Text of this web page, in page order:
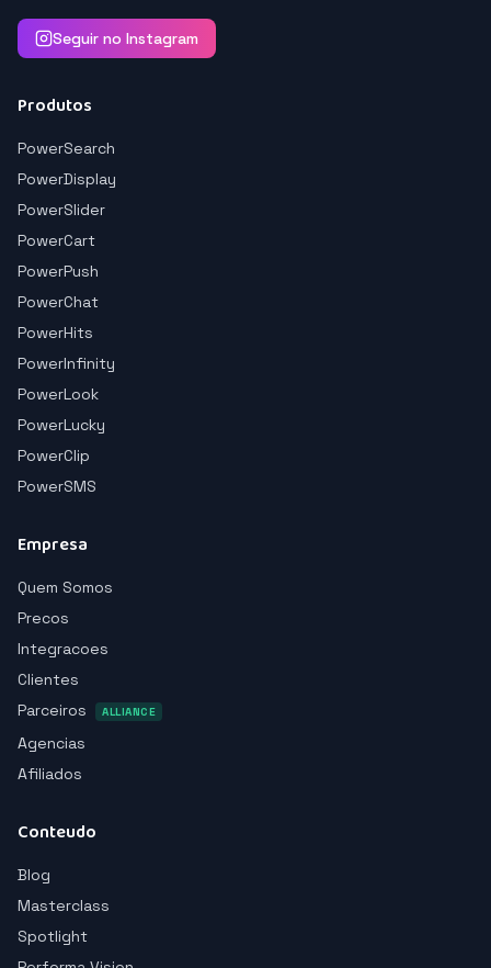
Seguir no Instagram
Produtos
PowerSearch
PowerDisplay
PowerSlider
PowerCart
PowerPush
PowerChat
PowerHits
PowerInfinity
PowerLook
PowerLucky
PowerClip
PowerSMS
Empresa
Quem Somos
Precos
Integracoes
Clientes
Parceiros
ALLIANCE
Agencias
Afiliados
Conteudo
Blog
Masterclass
Spotlight